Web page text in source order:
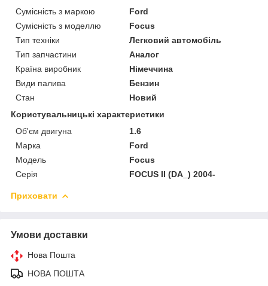
Сумісність з маркою
Ford
Сумісність з моделлю
Focus
Тип техніки
Легковий автомобіль
Тип запчастини
Аналог
Країна виробник
Німеччина
Види палива
Бензин
Стан
Новий
Користувальницькі характеристики
Об'єм двигуна
1.6
Марка
Ford
Модель
Focus
Серія
FOCUS II (DA_) 2004-
Приховати
Умови доставки
Нова Пошта
НОВА ПОШТА